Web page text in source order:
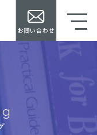
お問い合わせ